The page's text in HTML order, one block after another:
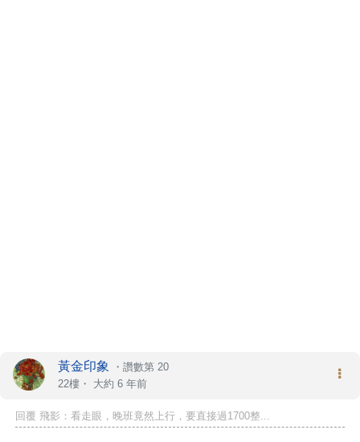
黃金印象 ・ 讚數第 20
22樓・ 大約 6 年前
回覆 飛影：看走眼，晚班竟然上行，要直接過1700整...